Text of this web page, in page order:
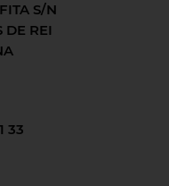
S/N
DE REI
33